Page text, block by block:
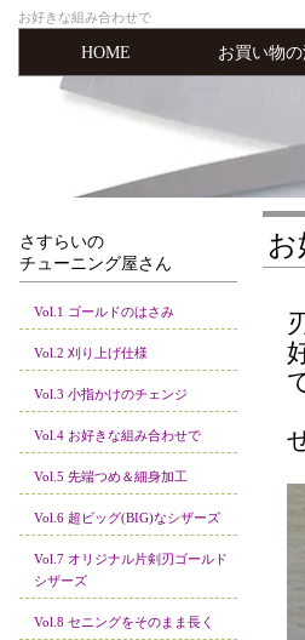
お好きな組み合わせで
HOME お買い物
さすらいの
チューニング屋さん
Vol.1 ゴールドのはさみ
Vol.2 刈り上げ仕様
Vol.3 小指かけのチェンジ
Vol.4 お好きな組み合わせで
Vol.5 先端つめ＆細身加工
Vol.6 超ビッグ(BIG)なシザーズ
Vol.7 オリジナル片剣刃ゴールド
シザーズ
Vol.8 セニングをそのまま長く